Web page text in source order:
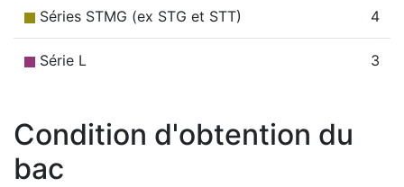
Séries STMG (ex STG et STT) 4
Série L 3
Condition d'obtention du
bac